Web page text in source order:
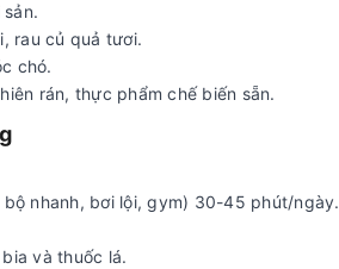
rau củ quả tươi.
chó.
rán, thực phẩm chế biến sẵn.
nhanh, bơi lội, gym) 30-45 phút/ngày.
và thuốc lá.